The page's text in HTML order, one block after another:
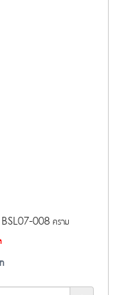
008 คราม